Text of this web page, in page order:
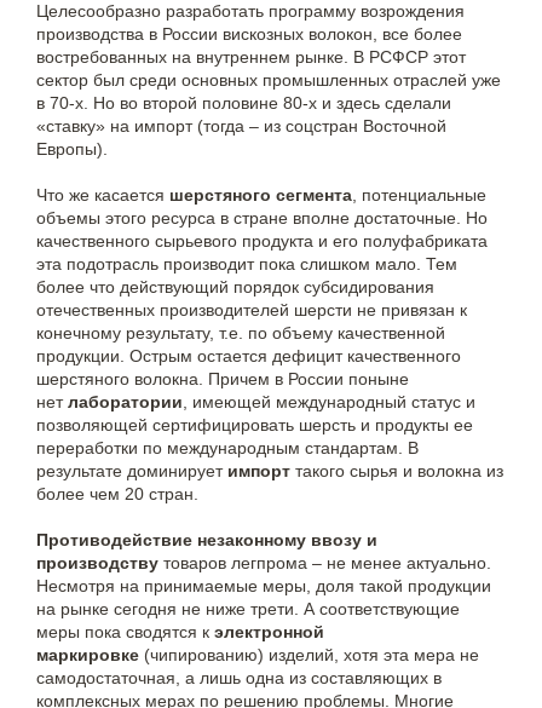
Целесообразно разработать программу возрождения
производства в России вискозных волокон, все более
востребованных на внутреннем рынке. В РСФСР этот
сектор был среди основных промышленных отраслей уже
в 70-х. Но во второй половине 80-х и здесь сделали
«ставку» на импорт (тогда – из соцстран Восточной
Европы).
Что же касается шерстяного сегмента, потенциальные
объемы этого ресурса в стране вполне достаточные. Но
качественного сырьевого продукта и его полуфабриката
эта подотрасль производит пока слишком мало. Тем
более что действующий порядок субсидирования
отечественных производителей шерсти не привязан к
конечному результату, т.е. по объему качественной
продукции. Острым остается дефицит качественного
шерстяного волокна. Причем в России поныне
нетлаборатории, имеющей международный статус и
позволяющей сертифицировать шерсть и продукты ее
переработки по международным стандартам. В
результате доминирует импорт такого сырья и волокна из
более чем 20 стран.
Противодействие незаконному ввозу и
производству товаров легпрома – не менее актуально.
Несмотря на принимаемые меры, доля такой продукции
на рынке сегодня не ниже трети. А соответствующие
меры пока сводятся к электронной
маркировке (чипированию) изделий, хотя эта мера не
самодостаточная, а лишь одна из составляющих в
комплексных мерах по решению проблемы. Многие